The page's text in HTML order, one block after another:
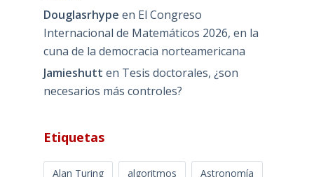
Douglasrhype en El Congreso
Internacional de Matemáticos 2026, en la
cuna de la democracia norteamericana
Jamieshutt en Tesis doctorales, ¿son
necesarios más controles?
Etiquetas
Alan Turing algoritmos Astronomía